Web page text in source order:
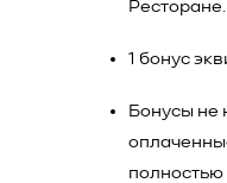
Ресторане.
1 бонус
Бонусы не